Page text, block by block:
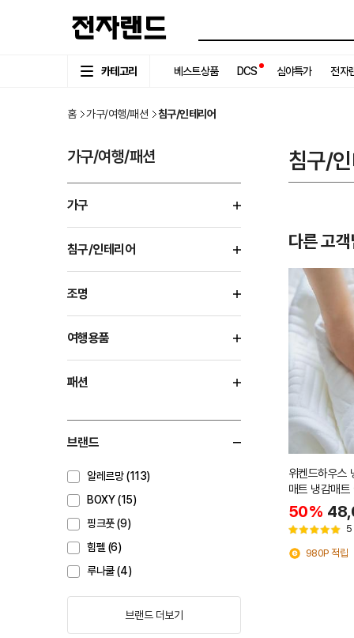
카테고리 베스트상품 DCS 심야특가 전자
홈 가구/여행/패션 침구/인테리어
가구/여행/패션
가구
침구/인테리어
조명
여행용품
패션
브랜드
알레르망 (113)
BOXY (15)
핑크풋 (9)
힘펠 (6)
루나쿨 (4)
브랜드 더보기
침구/
다른 고
위켄드하우스
매트 냉감매
즈
50%
5
980P 적립